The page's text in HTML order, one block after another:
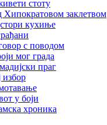
стоту
Хипократовом заклетвом
кухиње
с поводом
мог града
праг
избор
у боји
хроника